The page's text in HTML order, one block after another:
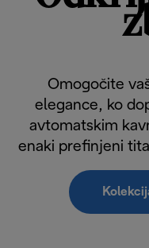
Omogočite
elegance, ko
avtomatskim
enaki prefinjeni